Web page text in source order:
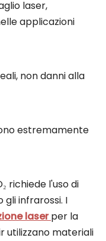
laser,
applicazioni
non danni alla
estremamente
richiede l'uso di
infrarossi. I
laserper la
utilizzano materiali